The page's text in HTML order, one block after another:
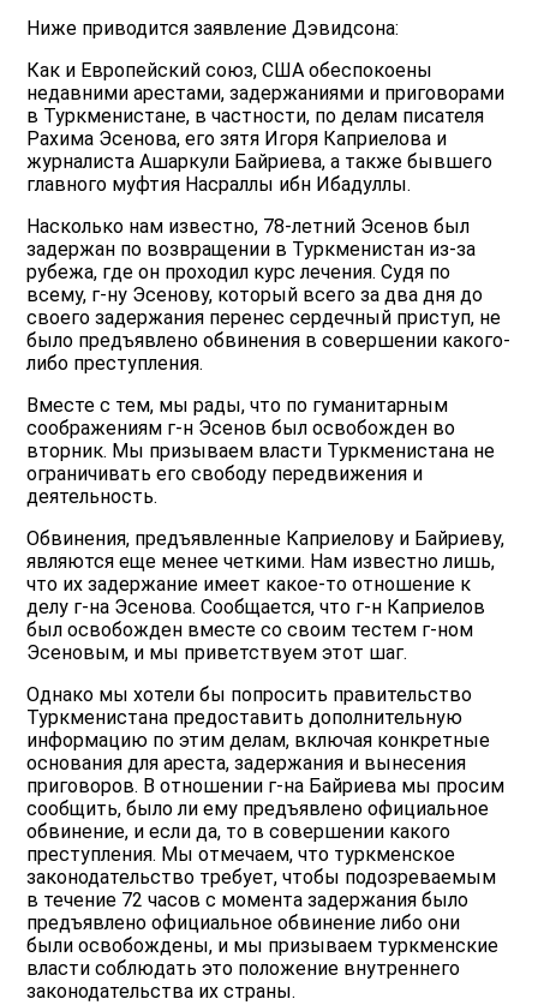
Ниже приводится заявление Дэвидсона:
Как и Европейский союз, США обеспокоены
недавними арестами, задержаниями и приговорами
в Туркменистане, в частности, по делам писателя
Рахима Эсенова, его зятя Игоря Каприелова и
журналиста Ашаркули Байриева, а также бывшего
главного муфтия Насраллы ибн Ибадуллы.
Насколько нам известно, 78-летний Эсенов был
задержан по возвращении в Туркменистан из-за
рубежа, где он проходил курс лечения. Судя по
всему, г-ну Эсенову, который всего за два дня до
своего задержания перенес сердечный приступ, не
было предъявлено обвинения в совершении какого-
либо преступления.
Вместе с тем, мы рады, что по гуманитарным
соображениям г-н Эсенов был освобожден во
вторник. Мы призываем власти Туркменистана не
ограничивать его свободу передвижения и
деятельность.
Обвинения, предъявленные Каприелову и Байриеву,
являются еще менее четкими. Нам известно лишь,
что их задержание имеет какое-то отношение к
делу г-на Эсенова. Сообщается, что г-н Каприелов
был освобожден вместе со своим тестем г-ном
Эсеновым, и мы приветствуем этот шаг.
Однако мы хотели бы попросить правительство
Туркменистана предоставить дополнительную
информацию по этим делам, включая конкретные
основания для ареста, задержания и вынесения
приговоров. В отношении г-на Байриева мы просим
сообщить, было ли ему предъявлено официальное
обвинение, и если да, то в совершении какого
преступления. Мы отмечаем, что туркменское
законодательство требует, чтобы подозреваемым
в течение 72 часов с момента задержания было
предъявлено официальное обвинение либо они
были освобождены, и мы призываем туркменские
власти соблюдать это положение внутреннего
законодательства их страны.